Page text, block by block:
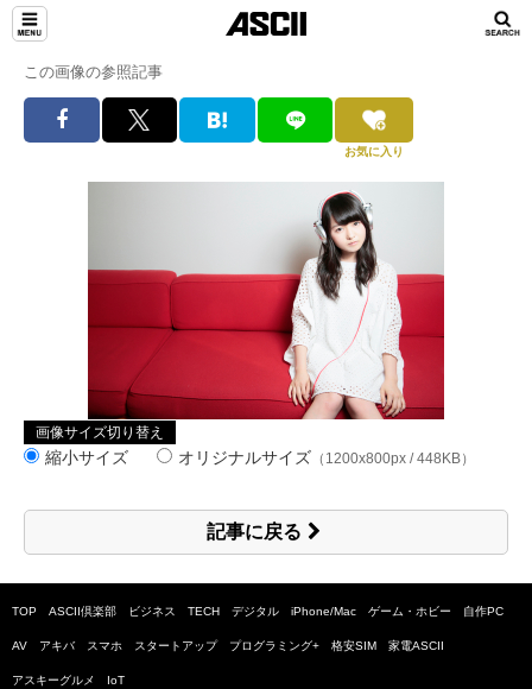
この画像の参照記事
お気に入り
画像サイズ切り替え
縮小サイズ オリジナルサイズ （1200x800px / 448KB）
記事に戻る
TOP ASCII倶楽部 ビジネス TECH デジタル iPhone/Mac ゲーム・ホビー 自作PC
AV アキバ スマホ スタートアップ プログラミング+ 格安SIM 家電ASCII
アスキーグルメ IoT